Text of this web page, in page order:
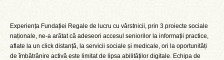
Experiența Fundației Regale de lucru cu vârstnicii, prin 3 proiecte sociale
naționale, ne-a arătat că adeseori accesul seniorilor la informații practice,
aflate la un click distanță, la servicii sociale și medicale, ori la oportunități
de îmbătrânire activă este limitat de lipsa abilităților digitale. Echipa de